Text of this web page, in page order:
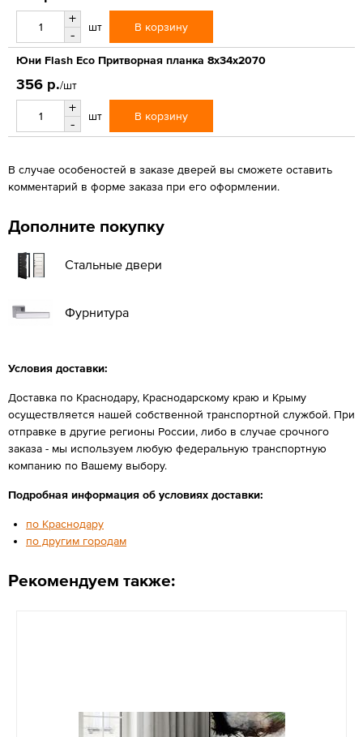
+
-
шт В корзину
Юни Flash Eco Притворная планка 8x34x2070
356 р./шт
+
-
шт В корзину
В случае особеностей в заказе дверей вы сможете оставить
комментарий в форме заказа при его оформлении.
Дополните покупку
Стальные двери
Фурнитура
Условия доставки:
Доставка по Краснодару, Краснодарскому краю и Крыму
осуществляется нашей собственной транспортной службой. При
отправке в другие регионы России, либо в случае срочного
заказа - мы используем любую федеральную транспортную
компанию по Вашему выбору.
Подробная информация об условиях доставки:
по Краснодару
по другим городам
Рекомендуем также: